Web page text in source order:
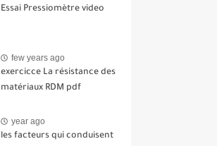
Essai Pressiomètre video
few years ago
exercicce La résistance des
matériaux RDM pdf
year ago
les facteurs qui conduisent